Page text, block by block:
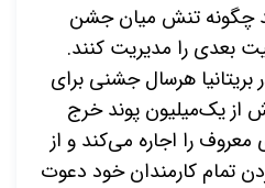
چگونه تنش میان جشن
را مدیریت کنند.
هرسال جشنی برای
از یک‌میلیون پوند خرج
را اجاره می‌کند و از
تمام کارمندان خود دعوت